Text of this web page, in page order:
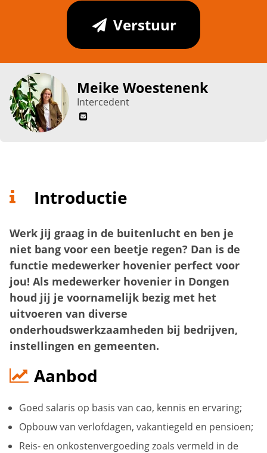
Meike Woestenenk
Intercedent
Verstuur
Introductie
Werk jij graag in de buitenlucht en ben je
niet bang voor een beetje regen? Dan is de
functie medewerker hovenier perfect voor
jou! Als medewerker hovenier in Dongen
houd jij je voornamelijk bezig met het
uitvoeren van diverse
onderhoudswerkzaamheden bij bedrijven,
instellingen en gemeenten.
Aanbod
Goed salaris op basis van cao, kennis en ervaring;
Opbouw van verlofdagen, vakantiegeld en pensioen;
Reis- en onkostenvergoeding zoals vermeld in de